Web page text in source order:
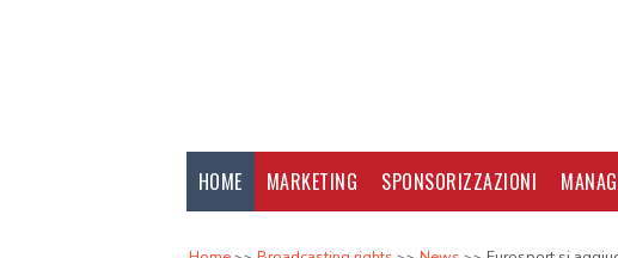
HOME MARKETING SPONSORIZZAZIONI